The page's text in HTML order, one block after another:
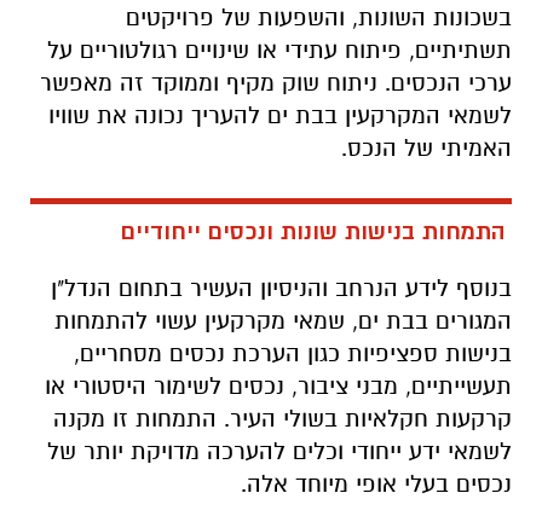
בשכונות השונות, והשפעות של פרויקטים
תשתיתיים, פיתוח עתידי או שינויים רגולטוריים על
ערכי הנכסים. ניתוח שוק מקיף וממוקד זה מאפשר
לשמאי המקרקעין בבת ים להעריך נכונה את שוויו
האמיתי של הנכס.
התמחות בנישות שונות ונכסים ייחודיים
בנוסף לידע הנרחב והניסיון העשיר בתחום הנדל"ן
המגורים בבת ים, שמאי מקרקעין עשוי להתמחות
בנישות ספציפיות כגון הערכת נכסים מסחריים,
תעשייתיים, מבני ציבור, נכסים לשימור היסטורי או
קרקעות חקלאיות בשולי העיר. התמחות זו מקנה
לשמאי ידע ייחודי וכלים להערכה מדויקת יותר של
נכסים בעלי אופי מיוחד אלה.